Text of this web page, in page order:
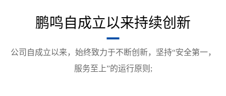
鹏鸣自成立以来持续创新
公司自成立以来，始终致力于不断创新，坚持“安全第一，
服务至上”的运行原则;